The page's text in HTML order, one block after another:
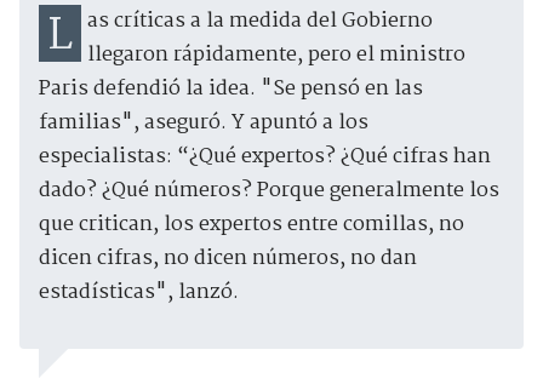
Las críticas a la medida del Gobierno llegaron rápidamente, pero el ministro
Paris defendió la idea. "Se pensó en las
familias", aseguró. Y apuntó a los
especialistas: “¿Qué expertos? ¿Qué cifras han
dado? ¿Qué números? Porque generalmente los
que critican, los expertos entre comillas, no
dicen cifras, no dicen números, no dan
estadísticas", lanzó.